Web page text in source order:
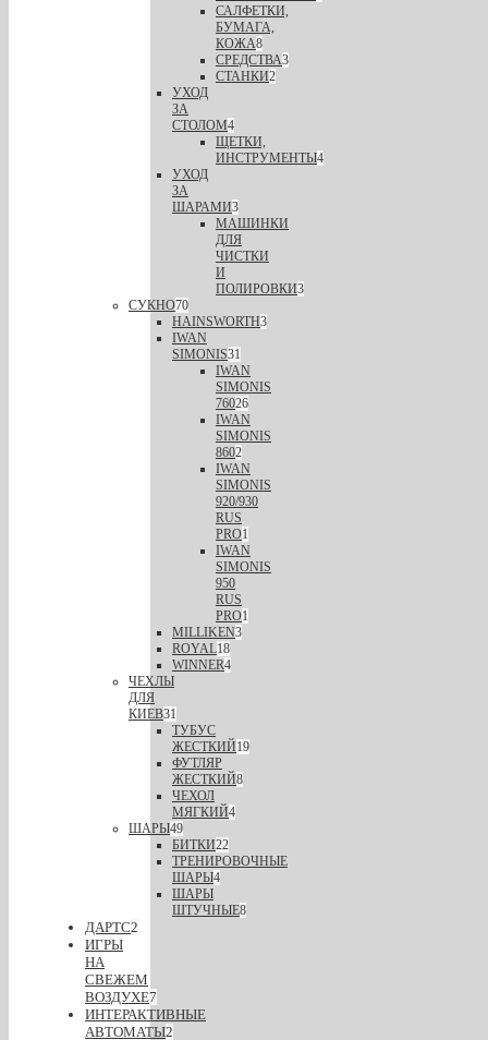
САЛФЕТКИ,
БУМАГА,
КОЖА8
СРЕДСТВА3
СТАНКИ2
УХОД
ЗА
СТОЛОМ4
ЩЕТКИ,
ИНСТРУМЕНТЫ4
УХОД
ЗА
ШАРАМИ3
МАШИНКИ
ДЛЯ
ЧИСТКИ
И
ПОЛИРОВКИ3
СУКНО70
HAINSWORTH3
IWAN
SIMONIS31
IWAN
SIMONIS
76026
IWAN
SIMONIS
8602
IWAN
SIMONIS
920/930
RUS
PRO1
IWAN
SIMONIS
950
RUS
PRO1
MILLIKEN3
ROYAL18
WINNER4
ЧЕХЛЫ
ДЛЯ
КИЕВ31
ТУБУС
ЖЕСТКИЙ19
ФУТЛЯР
ЖЕСТКИЙ8
ЧЕХОЛ
МЯГКИЙ4
ШАРЫ49
БИТКИ22
ТРЕНИРОВОЧНЫЕ
ШАРЫ4
ШАРЫ
ШТУЧНЫЕ8
ДАРТС2
ИГРЫ
НА
СВЕЖЕМ
ВОЗДУХЕ7
ИНТЕРАКТИВНЫЕ
АВТОМАТЫ2